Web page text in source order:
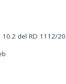
del RD 1112/